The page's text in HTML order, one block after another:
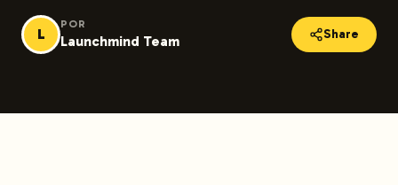
L
POR
Launchmind Team Share